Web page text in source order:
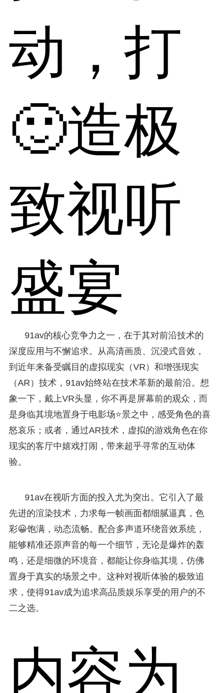
动，打
🙂造极
致视听
盛宴
91av的核心竞争力之一，在于其对前沿技术的
深度应用与不懈追求。从高清画质、沉浸式音效，
到近年来备受瞩目的虚拟现实（VR）和增强现实
（AR）技术，91av始终站在技术革新的最前沿。想
象一下，戴上VR头显，你不再是屏幕前的观众，而
是身临其境地置身于电影场⭐景之中，感受角色的喜
怒哀乐；或者，通过AR技术，虚拟的游戏角色在你
现实的客厅中嬉戏打闹，带来超乎寻常的互动体
验。
91av在视听方面的投入尤为突出。它引入了最
先进的渲染技术，力求每一帧画面都细腻逼真，色
彩😀饱满，动态流畅。配合多声道环绕音效系统，
能够精准还原声音的每一个细节，无论是爆炸的轰
鸣，还是细微的环境音，都能让你身临其境，仿佛
置身于真实的场景之中。这种对视听体验的极致追
求，使得91av成为追求高品质娱乐享受的用户的不
二之选。
内容为